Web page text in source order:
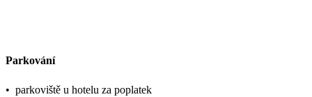
Parkování
• parkoviště u hotelu za poplatek